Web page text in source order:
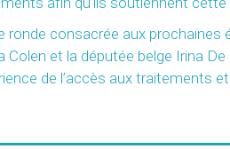
ronde consacrée aux
Colen et la députée belge Irina
de l’accès aux traitements